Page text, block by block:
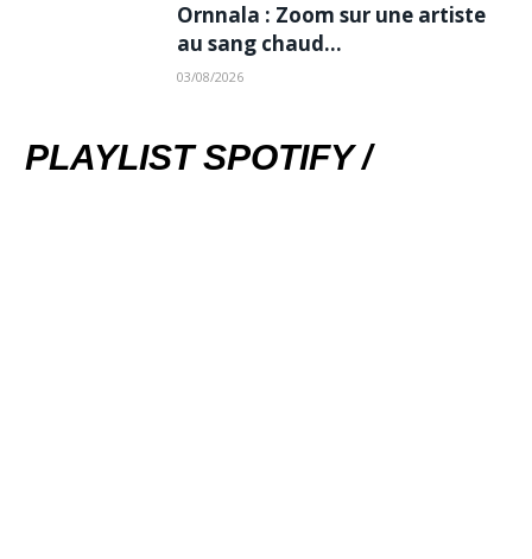
Ornnala : Zoom sur une artiste
au sang chaud…
03/08/2026
PLAYLIST SPOTIFY /